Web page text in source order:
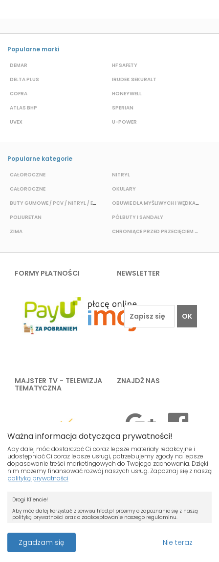
Popularne marki
DEMAR
DELTA PLUS
COFRA
ATLAS BHP
UVEX
HF SAFETY
IRUDEK SEKURALT
HONEYWELL
SPERIAN
U-POWER
Popularne kategorie
CAŁOROCZNE
CAŁOROCZNE
BUTY GUMOWE / PCV / NITRYL / EVA
POLIURETAN
ZIMA
NITRYL
OKULARY
OBUWIE DLA MYŚLIWYCH I WĘDKARZY
PÓŁBUTY I SANDAŁY
CHRONIĄCE PRZED PRZECIĘCIEM I PRZEKŁUCIEM
FORMY PŁATNOŚCI NEWSLETTER
OK
MAJSTER TV - TELEWIZJA
TEMATYCZNA
ZNAJDŹ NAS
ZAKUPY
Koszty dostawy
Płatności
Zaloguj się
zapisywane na Twoim dysku zmień
ustawienia swojej przeglądarki.
Przeczytaj więcej o cookies
Ważna informacja dotycząca prywatności!
Aby dalej móc dostarczać Ci coraz lepsze materiały redakcyjne i
udostępniać Ci coraz lepsze usługi, potrzebujemy zgody na lepsze
dopasowanie treści marketingowych do Twojego zachowania. Dzięki
nim możemy finansować rozwój naszych usług. Zapoznaj się z naszą
polityką prywatności
Drogi Kliencie!
Aby móc dalej korzystać z serwisu hfcd.pl prosimy o zapoznanie się z naszą
polityką prywatności oraz o zaakceptowanie naszego regulaminu.
Z dniem 25 maja 2018 r. rozpoczyna obowiązywanie Rozporządzenie
Parlamentu Europejskiego i Rady (UE) 2016/679 z dnia 27 kwietnia 2016 r. w
sprawie ochrony osób fizycznych w związku z przetwarzaniem danych
Zgadzam się Nie teraz